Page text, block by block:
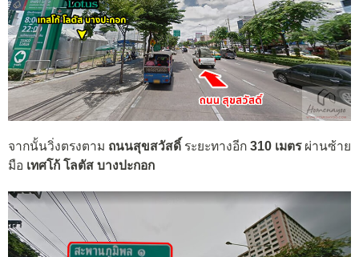
จากนั้นวิ่งตรงตาม ถนนสุขสวัสดิ์ ระยะทางอีก 310 เมตรผ่านซ้าย
มือ เทศโก้ โลตัส บางปะกอก